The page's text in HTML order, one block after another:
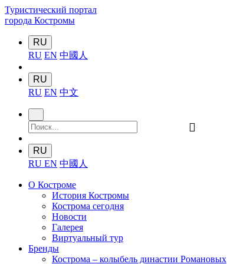
Туристический портал
города Костромы
RU
RU EN 中國人
RU
RU EN 中文
󰍉
RU
RU EN 中國人
О Костроме
История Костромы
Кострома сегодня
Новости
Галерея
Виртуальный тур
Бренды
Кострома – колыбель династии Романовых